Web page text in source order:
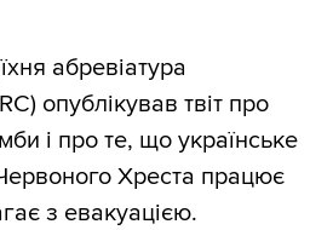
абревіатура
опублікував твіт про
і про те, що українське
Хреста працює
з евакуацією.